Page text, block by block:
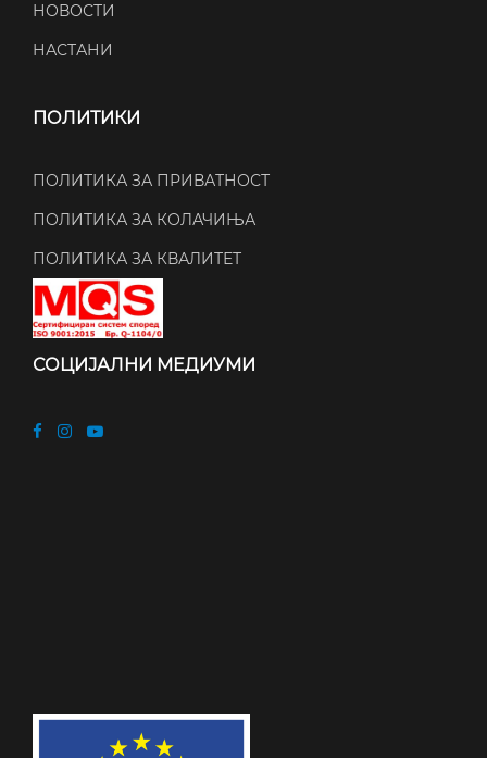
НОВОСТИ
НАСТАНИ
ПОЛИТИКИ
ПОЛИТИКА ЗА ПРИВАТНОСТ
ПОЛИТИКА ЗА КОЛАЧИЊА
ПОЛИТИКА ЗА КВАЛИТЕТ
СОЦИЈАЛНИ МЕДИУМИ